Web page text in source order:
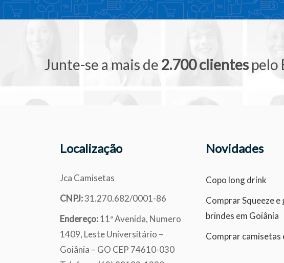
Junte-se a mais de 2.700 clientes pelo
Localização
Jca Camisetas
CNPJ:31.270.682/0001-86
Endereço:11ª Avenida, Numero
1409, Leste Universitário –
Goiânia – GO CEP 74610-030
Novidades
Copo long drink
Comprar Squeeze
brindes em Goiânia
Comprar camisetas